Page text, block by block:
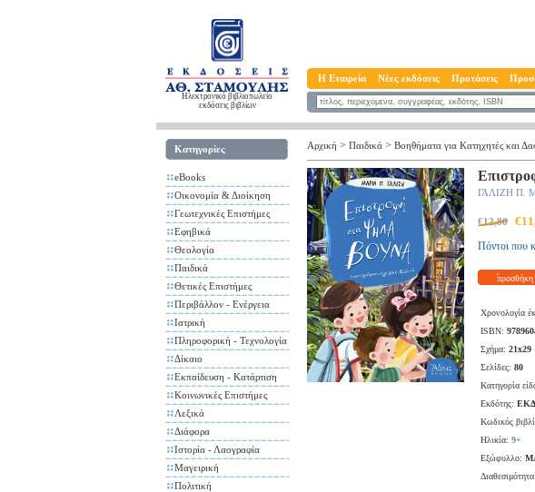
Ηλεκτρονικό βιβλιοπωλείο
εκδόσεις βιβλίων
Η Εταιρεία Νέες εκδόσεις Προτάσεις
Κατηγορίες
eBooks
Οικονομία & Διοίκηση
Γεωτεχνικές Επιστήμες
Εφηβικά
Θεολογία
Παιδικά
Θετικές Επιστήμες
Περιβάλλον - Ενέργεια
Ιατρική
Πληροφορική - Τεχνολογία
Δίκαιο
Εκπαίδευση - Κατάρτιση
Κοινωνικές Επιστήμες
Λεξικά
Διάφορα
Ιστορία - Λαογραφία
Μαγειρική
Πολιτική
Αρχική > Παιδικά > Βοηθήματα για Κατηχητές και
ΓΑΛΙΖΗ Π.
€12,80
Πόντοι που
προσθήκη
Χρονολογία
ISBN:
Σχήμα: 21x29
Σελίδες: 80
Κατηγορία
Εκδότης:
Κωδικός
Ηλικία: 9+
Εξώφυλλο:
Διαθεσιμότητα: